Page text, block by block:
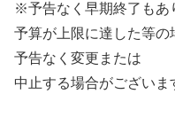
※予告なく早期終了もあ
予算が上限に達した等の
予告なく変更または
中止する場合がございま